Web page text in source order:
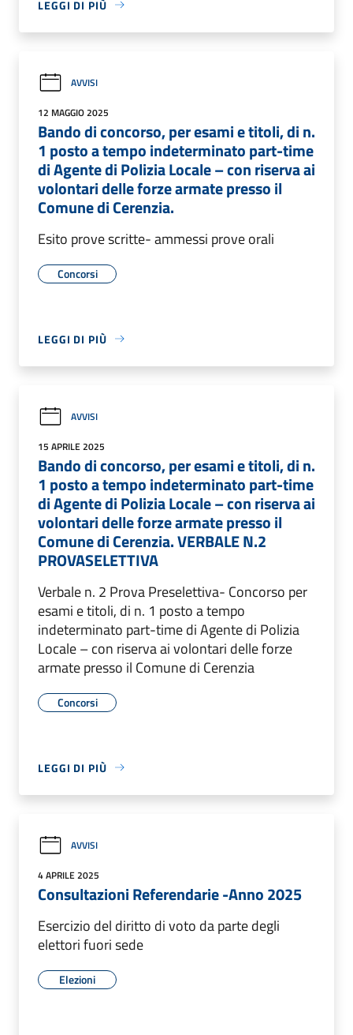
LEGGI DI PIÙ
AVVISI
12 MAGGIO 2025
Bando di concorso, per esami e titoli, di n.
1 posto a tempo indeterminato part-time
di Agente di Polizia Locale – con riserva ai
volontari delle forze armate presso il
Comune di Cerenzia.
Esito prove scritte- ammessi prove orali
Concorsi
LEGGI DI PIÙ
AVVISI
15 APRILE 2025
Bando di concorso, per esami e titoli, di n.
1 posto a tempo indeterminato part-time
di Agente di Polizia Locale – con riserva ai
volontari delle forze armate presso il
Comune di Cerenzia. VERBALE N.2
PROVASELETTIVA
Verbale n. 2 Prova Preselettiva- Concorso per
esami e titoli, di n. 1 posto a tempo
indeterminato part-time di Agente di Polizia
Locale – con riserva ai volontari delle forze
armate presso il Comune di Cerenzia
Concorsi
LEGGI DI PIÙ
AVVISI
4 APRILE 2025
Consultazioni Referendarie -Anno 2025
Esercizio del diritto di voto da parte degli
elettori fuori sede
Elezioni